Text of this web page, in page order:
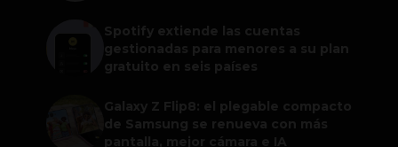
Spotify extiende las cuentas
gestionadas para menores a su plan
gratuito en seis países
Galaxy Z Flip8: el plegable compacto
de Samsung se renueva con más
pantalla, mejor cámara e IA